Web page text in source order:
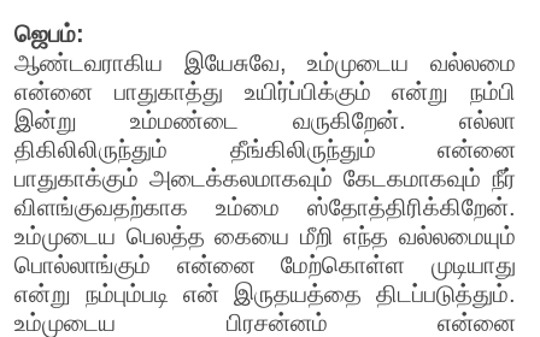
ஜெபம்:
ஆண்டவராகிய இயேசுவே, உம்முடைய வல்லமை
என்னை பாதுகாத்து உயிர்ப்பிக்கும் என்று நம்பி
இன்று உம்மண்டை வருகிறேன். எல்லா
திகிலிலிருந்தும் தீங்கிலிருந்தும் என்னை
பாதுகாக்கும் அடைக்கலமாகவும் கேடகமாகவும் நீர்
விளங்குவதற்காக உம்மை ஸ்தோத்திரிக்கிறேன்.
உம்முடைய பெலத்த கையை மீறி எந்த வல்லமையும்
பொல்லாங்கும் என்னை மேற்கொள்ள முடியாது
என்று நம்பும்படி என் இருதயத்தை திடப்படுத்தும்.
உம்முடைய பிரசன்னம் என்னை